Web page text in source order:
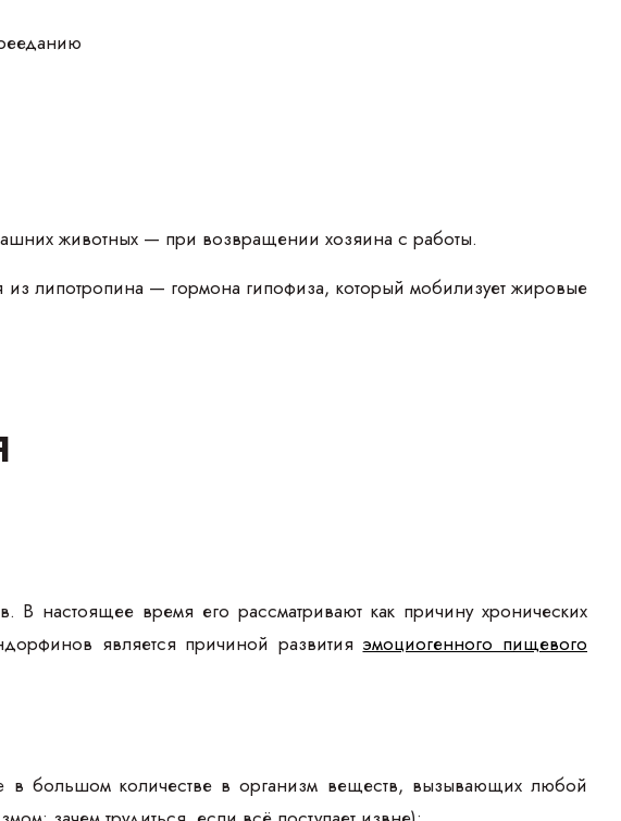
животных — при возвращении хозяина с работы.
липотропина — гормона гипофиза, который мобилизует жировые
настоящее время его рассматривают как причину хронических
является причиной развития эмоциогенного пищевого
большом количестве в организм веществ, вызывающих любой